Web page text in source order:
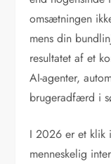
omsætningen
mens din
resultatet af et
AI-agenter,
brugeradfærd i
I 2026 er et klik
menneskelig